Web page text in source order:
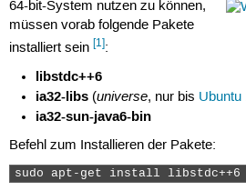
64-bit-System nutzen zu können,
müssen vorab folgende Pakete
installiert sein [1]:
libstdc++6
ia32-libs (universe, nur bis Ubuntu
ia32-sun-java6-bin
Befehl zum Installieren der Pakete:
sudo apt-get install